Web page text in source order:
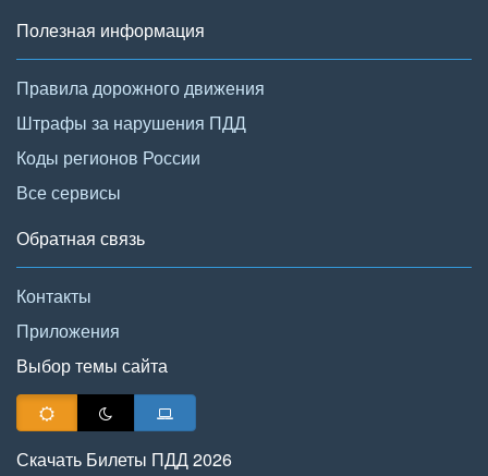
Полезная информация
Правила дорожного движения
Штрафы за нарушения ПДД
Коды регионов России
Все сервисы
Обратная связь
Контакты
Приложения
Выбор темы сайта
Скачать Билеты ПДД 2026